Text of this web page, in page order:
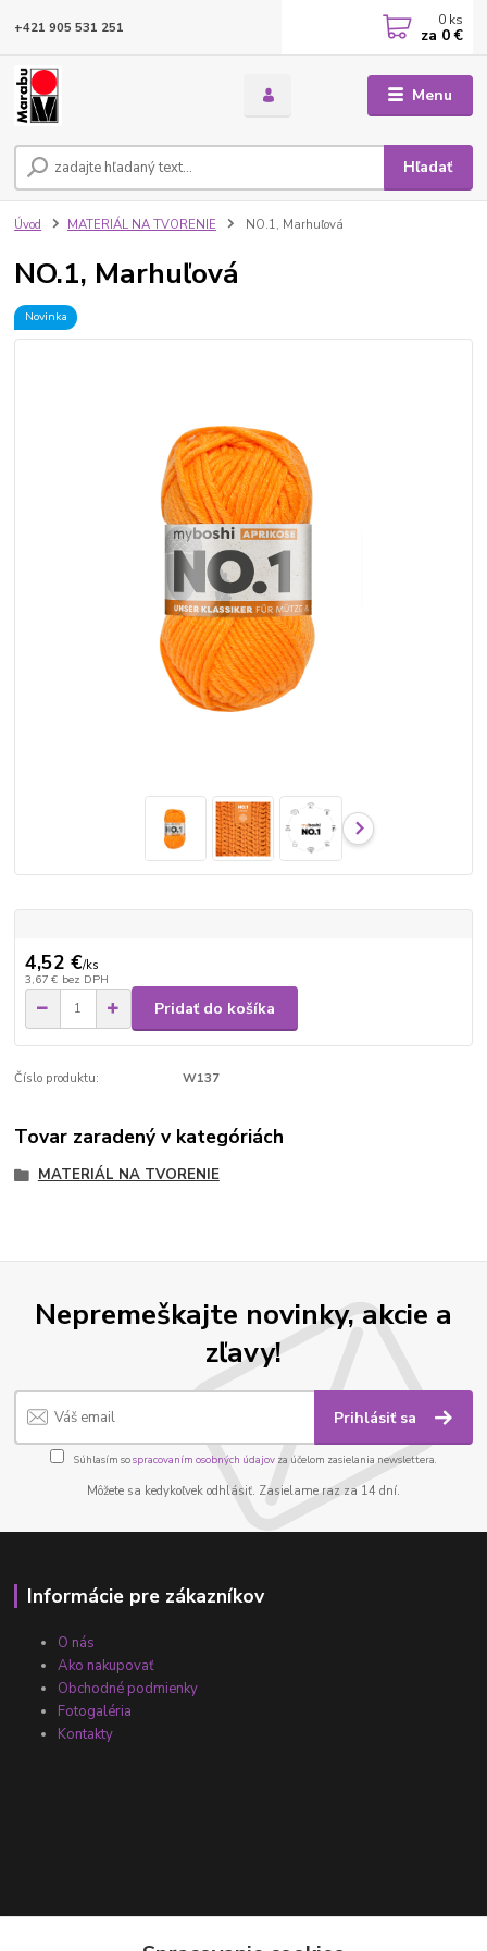
Menu
Hľadať
+421 905 531 251 0 ks
za 0 €
Úvod MATERIÁL NA TVORENIE NO.1, Marhuľová
NO.1, Marhuľová
Novinka
4,52 €/ks
3,67 € bez DPH
Pridať do košíka
Číslo produktu: W137
Tovar zaradený v kategóriách
MATERIÁL NA TVORENIE
Nepremeškajte novinky, akcie a
zľavy!
Prihlásiť sa
Súhlasím sospracovaním osobných údajov za účelom zasielania newslettera.
Môžete sa kedykoľvek odhlásiť. Zasielame raz za 14 dní.
Informácie pre zákazníkov
O nás
Ako nakupovať
Obchodné podmienky
Fotogaléria
Kontakty